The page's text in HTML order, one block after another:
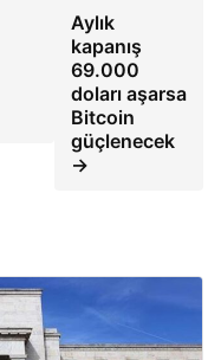
Aylık
kapanış
69.000
doları aşarsa
Bitcoin
güçlenecek
→